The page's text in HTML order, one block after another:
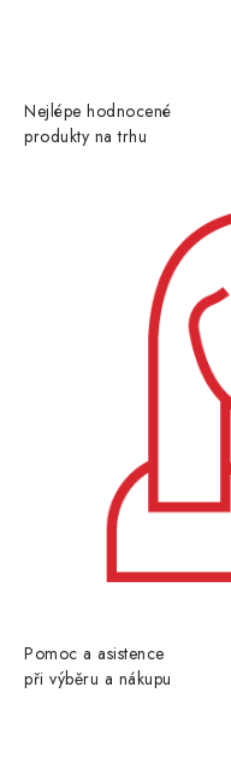
Nejlépe hodnocené
produkty na trhu
Pomoc a asistence
při výběru a nákupu